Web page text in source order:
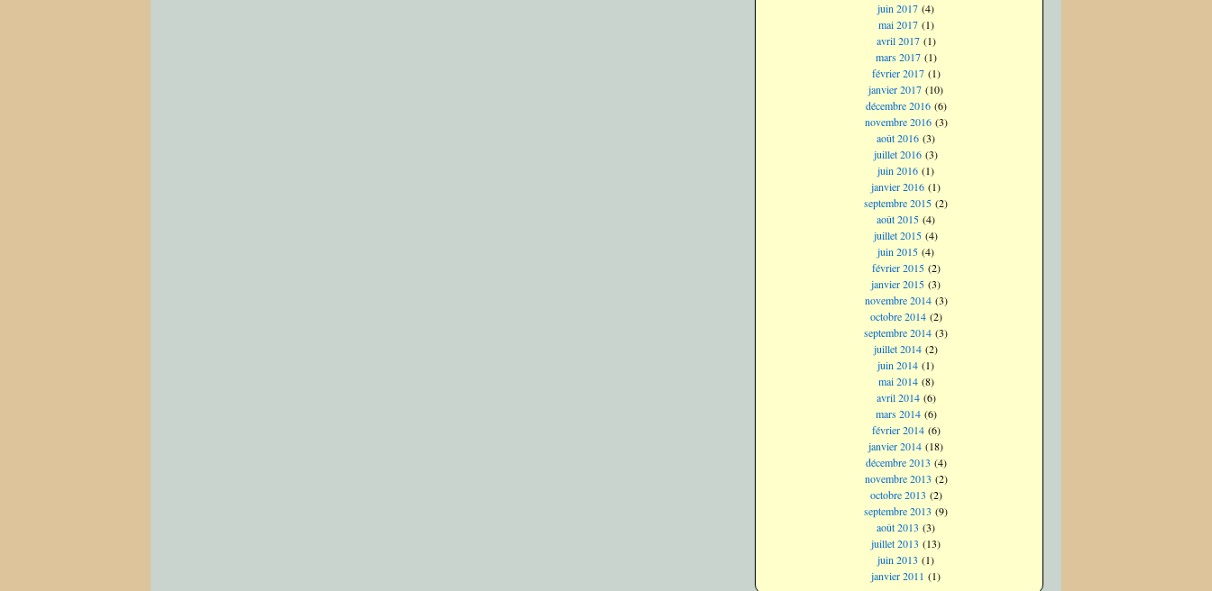
juin 2017 (4)
mai 2017(1)
avril 2017(1)
mars 2017(1)
février 2017(1)
janvier 2017 (10)
décembre 2016(6)
novembre 2016(3)
août 2016 (3)
juillet 2016 (3)
juin 2016 (1)
janvier 2016 (1)
septembre 2015 (2)
août 2015 (4)
juillet 2015 (4)
juin 2015 (4)
février 2015(2)
janvier 2015 (3)
novembre 2014(3)
octobre 2014(2)
septembre 2014 (3)
juillet 2014 (2)
juin 2014 (1)
mai 2014(8)
avril 2014(6)
mars 2014(6)
février 2014(6)
janvier 2014 (18)
décembre 2013 (4)
novembre 2013 (2)
octobre 2013 (2)
septembre 2013 (9)
août 2013 (3)
juillet 2013 (13)
juin 2013 (1)
janvier 2011 (1)